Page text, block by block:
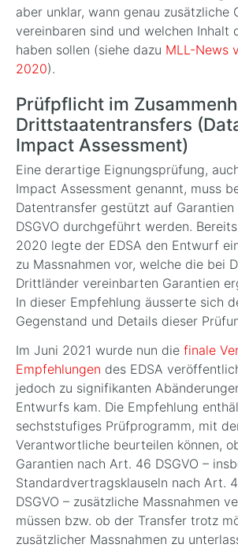
aber unklar, wann genau zusätzliche
vereinbaren sind und welchen Inhalt
haben sollen (siehe dazu MLL-News
2020).
Prüfpflicht im
Drittstaatentransfers
Impact Assessment)
Eine derartige Eignungsprüfung,
Impact Assessment genannt, muss
Datentransfer gestützt auf
DSGVO durchgeführt werden.
2020 legte der EDSA den Entwurf
zu Massnahmen vor, welche die bei
Drittländer vereinbarten Garantien
In dieser Empfehlung äusserte sich
Gegenstand und Details dieser
Im Juni 2021 wurde nun die finale
Empfehlungen des EDSA
jedoch zu signifikanten
Entwurfs kam. Die Empfehlung
sechststufiges Prüfprogramm, mit
Verantwortliche beurteilen können,
Garantien nach Art. 46 DSGVO –
Standardvertragsklauseln nach Art.
DSGVO – zusätzliche Massnahmen
müssen bzw. ob der Transfer trotz
zusätzlicher Massnahmen zu